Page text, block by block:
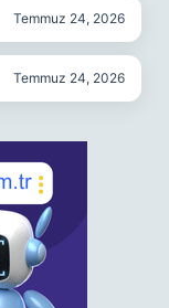
Temmuz 24, 2026
Temmuz 24, 2026